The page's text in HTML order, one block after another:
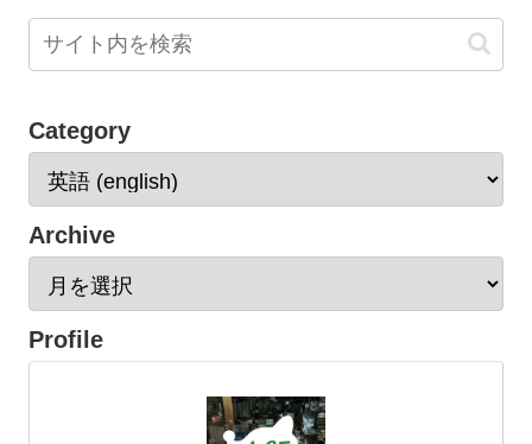
Category
Archive
Profile